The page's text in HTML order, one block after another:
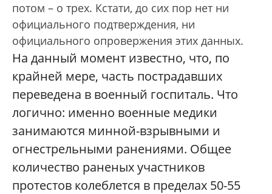
потом – о трех. Кстати, до сих пор нет ни
официального подтверждения, ни
официального опровержения этих данных.
На данный момент известно, что, по
крайней мере, часть пострадавших
переведена в военный госпиталь. Что
логично: именно военные медики
занимаются минной-взрывными и
огнестрельными ранениями. Общее
количество раненых участников
протестов колеблется в пределах 50-55